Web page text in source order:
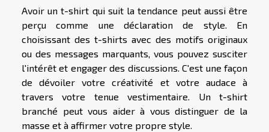
Avoir un t-shirt qui suit la tendance peut aussi être
perçu comme une déclaration de style. En
choisissant des t-shirts avec des motifs originaux
ou des messages marquants, vous pouvez susciter
l'intérêt et engager des discussions. C'est une façon
de dévoiler votre créativité et votre audace à
travers votre tenue vestimentaire. Un t-shirt
branché peut vous aider à vous distinguer de la
masse et à affirmer votre propre style.